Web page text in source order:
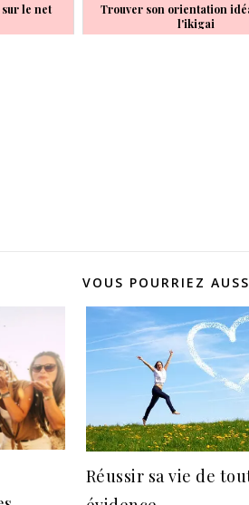
le net
Trouver son orientation
l'ikigai
VOUS POURRIEZ
Réussir sa vie de